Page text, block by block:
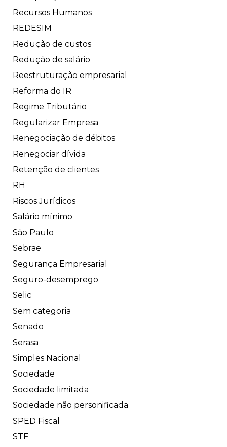
Recursos Humanos
REDESIM
Redução de custos
Redução de salário
Reestruturação empresarial
Reforma do IR
Regime Tributário
Regularizar Empresa
Renegociação de débitos
Renegociar dívida
Retenção de clientes
RH
Riscos Jurídicos
Salário mínimo
São Paulo
Sebrae
Segurança Empresarial
Seguro-desemprego
Selic
Sem categoria
Senado
Serasa
Simples Nacional
Sociedade
Sociedade limitada
Sociedade não personificada
SPED Fiscal
STF